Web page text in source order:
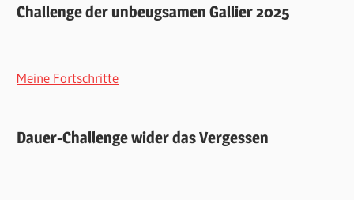
Challenge der unbeugsamen Gallier 2025
Meine Fortschritte
Dauer-Challenge wider das Vergessen